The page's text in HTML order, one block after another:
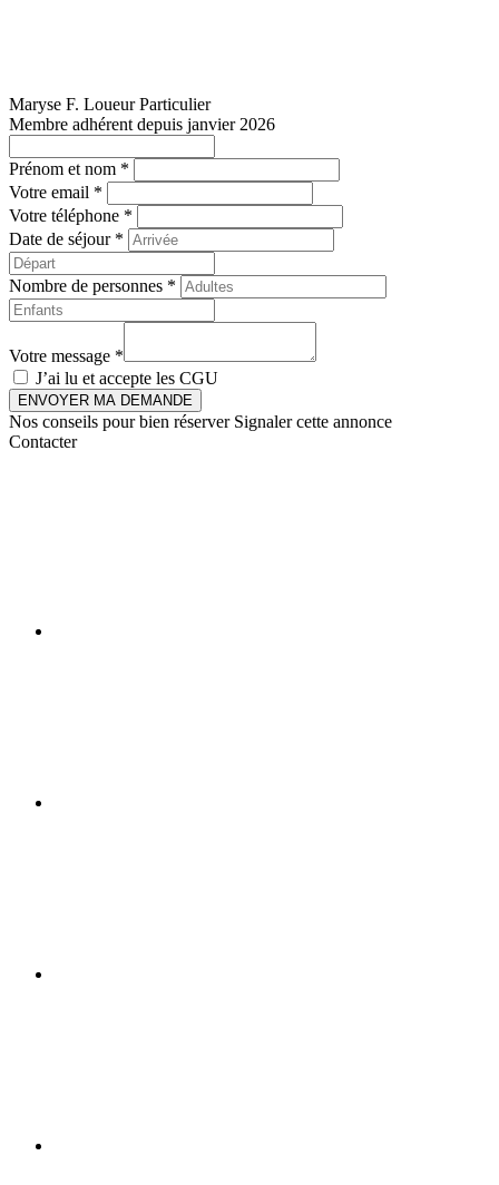
Maryse F. Loueur Particulier
Membre adhérent depuis janvier 2026
Prénom et nom *
Votre email *
Votre téléphone *
Date de séjour *
Nombre de personnes *
Votre message *
J’ai lu et accepte les CGU
ENVOYER MA DEMANDE
Nos conseils pour bien réserver Signaler cette annonce
Contacter